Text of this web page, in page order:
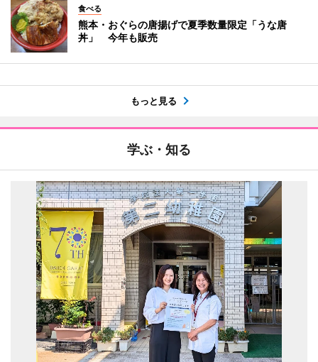
食べる
熊本・おぐらの唐揚げで夏季数量限定「うな唐
丼」 今年も販売
もっと見る
学ぶ・知る